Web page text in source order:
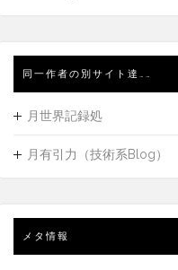
同一作者の別サイト達……
月世界記録処
月有引力（技術系Blog）
メタ情報